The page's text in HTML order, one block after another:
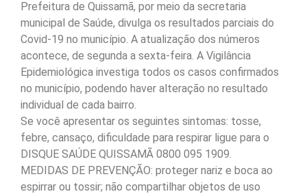
Prefeitura de Quissamã, por meio da secretaria
municipal de Saúde, divulga os resultados parciais do
Covid-19 no município. A atualização dos números
acontece, de segunda a sexta-feira. A Vigilância
Epidemiológica investiga todos os casos confirmados
no município, podendo haver alteração no resultado
individual de cada bairro.
Se você apresentar os seguintes sintomas: tosse,
febre, cansaço, dificuldade para respirar ligue para o
DISQUE SAÚDE QUISSAMÃ 0800 095 1909.
MEDIDAS DE PREVENÇÃO: proteger nariz e boca ao
espirrar ou tossir; não compartilhar objetos de uso